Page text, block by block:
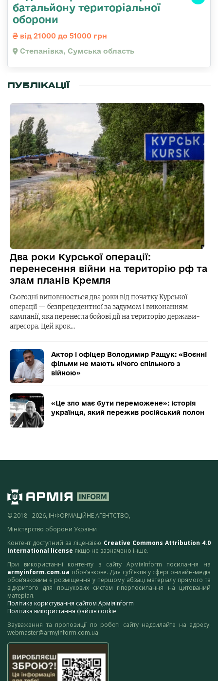
батальйону територіальної
оборони
від 21000 до 51000 грн
Степанівка, Сумська область
ПУБЛІКАЦІЇ
Два роки Курської операції:
перенесення війни на територію рф та
злам планів Кремля
Сьогодні виповнюється два роки від початку Курської
операції — безпрецедентної за задумом і виконанням
кампанії, яка перенесла бойові дії на територію держави-
агресора. Цей крок…
Актор і офіцер Володимир Ращук: «Воєнні
фільми не мають нічого спільного з
війною»
«Це зло має бути переможене»: історія
українця, який пережив російський полон
© 2018 - 2026, ІНФОРМАЦІЙНЕ АГЕНТСТВО,
Міністерство оборони України
Контент доступний за ліцензією Creative Commons Attribution 4.0
International license якщо не зазначено інше.
При використанні контенту з сайту АрміяInform посилання на
armyinform.com.ua обов’язкове. Для суб’єктів у сфері онлайн-медіа
обов’язковим є розміщення у першому абзаці матеріалу прямого та
відкритого для пошукових систем гіперпосилання на цитований
матеріал.
Політика користування сайтом АрміяInform
Політика використання файлів cookie
Зауваження та пропозиції по роботі сайту надсилайте на адресу:
webmaster@armyinform.com.ua